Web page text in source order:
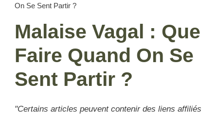
On Se Sent Partir ?
Malaise Vagal : Que
Faire Quand On Se
Sent Partir ?
"Certains articles peuvent contenir des liens affiliés